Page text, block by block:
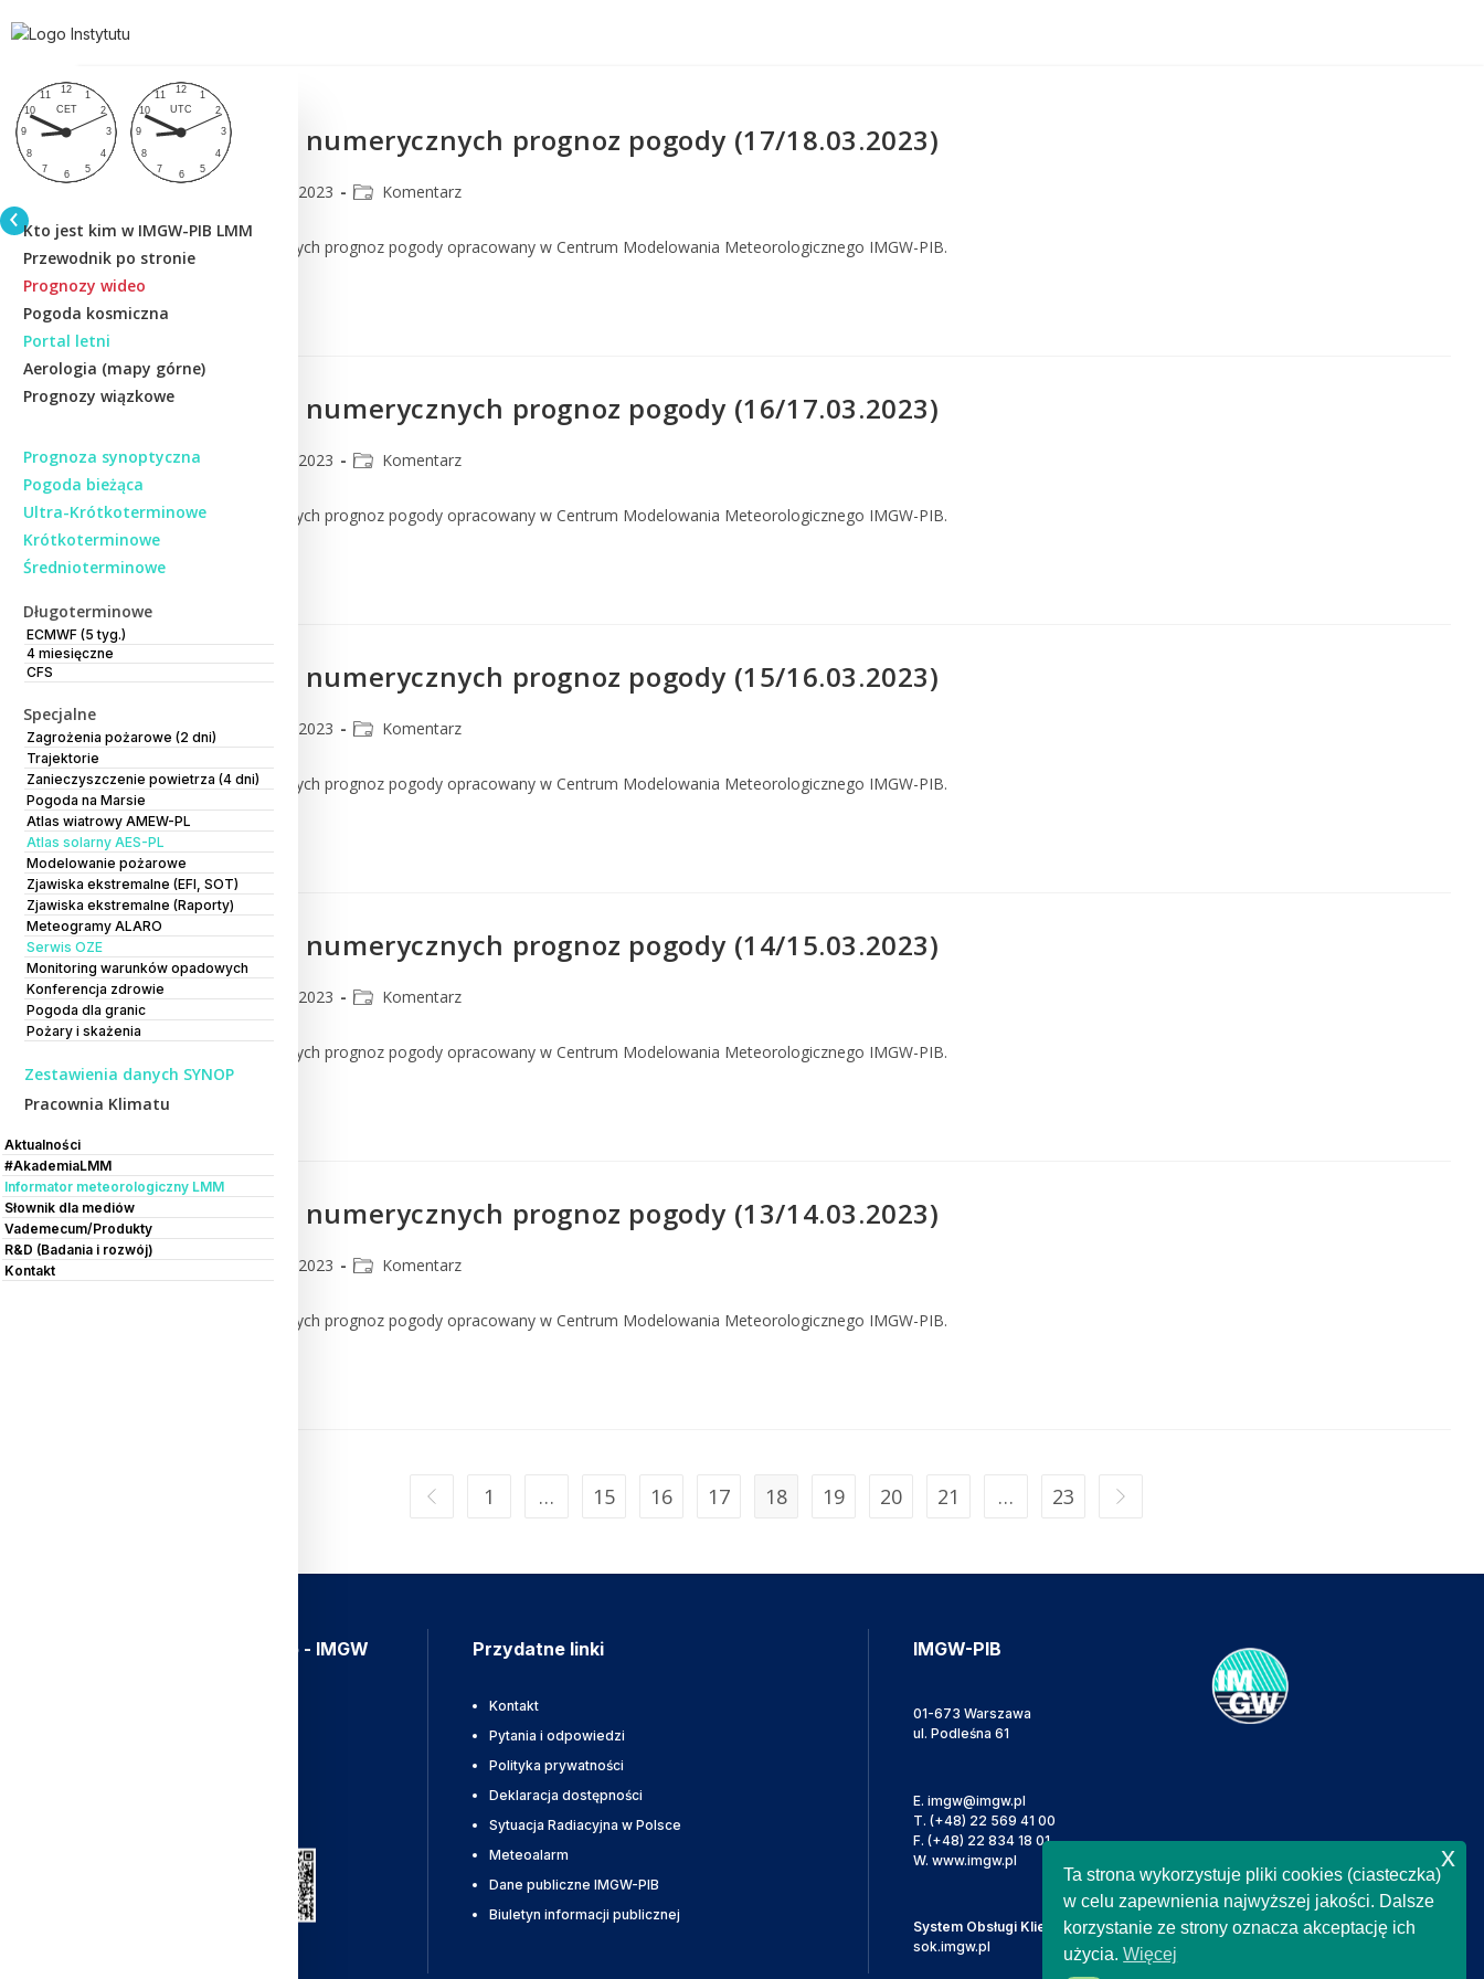
Kto jest kim w IMGW-PIB LMM
Przewodnik po stronie
Prognozy wideo
Pogoda kosmiczna
Portal letni
Aerologia (mapy górne)
Prognozy wiązkowe
Prognoza synoptyczna
Pogoda bieżąca
Ultra-Krótkoterminowe
Krótkoterminowe
Średnioterminowe
Długoterminowe
ECMWF (5 tyg.)
4 miesięczne
CFS
Specjalne
Zagrożenia pożarowe (2 dni)
Trajektorie
Zanieczyszczenie powietrza (4 dni)
Pogoda na Marsie
Atlas wiatrowy AMEW-PL
Atlas solarny AES-PL
Modelowanie pożarowe
Zjawiska ekstremalne (EFI, SOT)
Zjawiska ekstremalne (Raporty)
Meteogramy ALARO
Serwis OZE
Monitoring warunków opadowych
Konferencja zdrowie
Pogoda dla granic
Pożary i skażenia
Zestawienia danych SYNOP
Pracownia Klimatu
Aktualności
#AkademiaLMM
Informator meteorologiczny LMM
Słownik dla mediów
Vademecum/Produkty
R&D (Badania i rozwój)
Kontakt
Komentarz do numerycznych prognoz pogody (17/18.03.2023)
17 marca 2023 Komentarz
Komentarz do numerycznych prognoz pogody opracowany w Centrum Modelowania Meteorologicznego IMGW-PIB.
Komentarz do numerycznych prognoz pogody (16/17.03.2023)
CMM 16 marca 2023 Komentarz
Komentarz do numerycznych prognoz pogody opracowany w Centrum Modelowania Meteorologicznego IMGW-PIB.
Czytaj Dalej
Komentarz do numerycznych prognoz pogody (15/16.03.2023)
CMM 15 marca 2023 Komentarz
Komentarz do numerycznych prognoz pogody opracowany w Centrum Modelowania Meteorologicznego IMGW-PIB.
Czytaj Dalej
Komentarz do numerycznych prognoz pogody (14/15.03.2023)
CMM 14 marca 2023 Komentarz
Komentarz do numerycznych prognoz pogody opracowany w Centrum Modelowania Meteorologicznego IMGW-PIB.
Czytaj Dalej
Komentarz do numerycznych prognoz pogody (13/14.03.2023)
CMM 13 marca 2023 Komentarz
Komentarz do numerycznych prognoz pogody opracowany w Centrum Modelowania Meteorologicznego IMGW-PIB.
1 … 15 16 17 18 19 20 21 … 23
Aplikacja Meteo - IMGW Przydatne linki
Kontakt
Pytania i odpowiedzi
Polityka prywatności
Deklaracja dostępności
Sytuacja Radiacyjna w Polsce
Meteoalarm
Dane publiczne IMGW-PIB
Biuletyn informacji publicznej
IMGW-PIB
01-673 Warszawa
ul. Podleśna 61
E. imgw@imgw.pl
T. (+48) 22 569 41 00
F. (+48) 22 834 18 01
W. www.imgw.pl
System Obsługi Klienta
sok.imgw.pl
Ta strona wykorzystuje pliki cookies (ciasteczka)
w celu zapewnienia najwyższej jakości. Dalsze
korzystanie ze strony oznacza akceptację ich
użycia.Więcej
x